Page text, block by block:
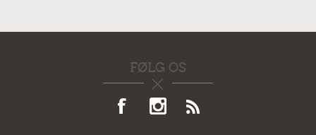
FØLG OS